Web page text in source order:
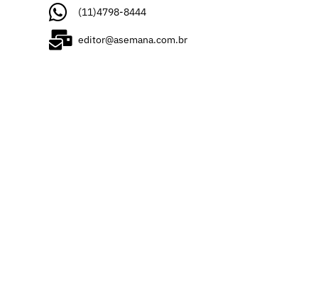
(11)4798-8444
editor@asemana.com.br